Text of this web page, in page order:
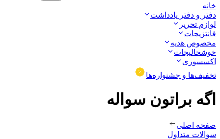
خانه
دفتر و دفتر یادداشت
لوازم تحریر
فانتزیجات
مخصوص هدیه
خوشحالیجات
اکسسوری
تخفیف‌ها و جشنواره‌ها
اگه براتون سواله
صفحه اصلی
سوالات متداول